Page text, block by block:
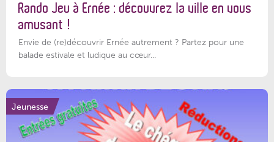
Rando Jeu à Ernée : découvrez la ville en vous
amusant !
Envie de (re)découvrir Ernée autrement ? Partez pour une
balade estivale et ludique au cœur...
Jeunesse